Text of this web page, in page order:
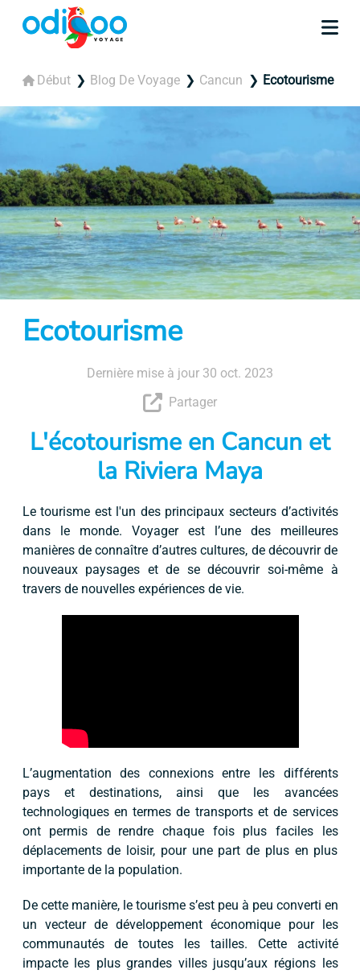
Début Blog De Voyage Cancun Ecotourisme
Ecotourisme
Dernière mise à jour 30 oct. 2023
Partager
L'écotourisme en Cancun et
la Riviera Maya
Le tourisme est l'un des principaux secteurs d’activités
dans le monde. Voyager est l’une des meilleures
manières de connaître d’autres cultures, de découvrir de
nouveaux paysages et de se découvrir soi-même à
travers de nouvelles expériences de vie.
L’augmentation des connexions entre les différents
pays et destinations, ainsi que les avancées
technologiques en termes de transports et de services
ont permis de rendre chaque fois plus faciles les
déplacements de loisir, pour une part de plus en plus
importante de la population.
De cette manière, le tourisme s’est peu à peu converti en
un vecteur de développement économique pour les
communautés de toutes les tailles. Cette activité
impacte les plus grandes villes jusqu’aux régions les